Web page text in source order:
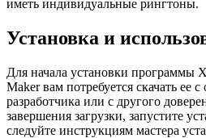
иметь индивидуальные рингтоны.
Установка и
Для начала установки программы
Maker вам потребуется скачать ее
разработчика или с другого
завершения загрузки, запустите
следуйте инструкциям мастера